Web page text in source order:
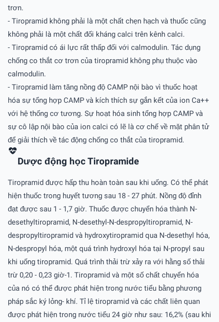
trơn.
- Tiropramid không phải là một chất chẹn hạch và thuốc cũng
không phải là một chất đối kháng calci trên kênh calci.
- Tiropramid có ái lực rất thấp đối với calmodulin. Tác dụng
chống co thắt cơ trơn của tiropramid không phụ thuộc vào
calmodulin.
- Tiropramid làm tăng nồng độ CAMP nội bào vì thuốc hoạt
hóa sự tổng hợp CAMP và kích thích sự gắn kết của ion Ca++
với hệ thống cơ tương. Sự hoạt hóa sinh tổng hợp CAMP và
sự cô lập nội bào của ion calci có lẽ là cơ chế về mặt phân tử
để giải thích về tác động chống co thắt của tiropramid.
Dược động học Tiropramide
Tiropramid được hấp thu hoàn toàn sau khi uống. Có thể phát
hiện thuốc trong huyết tương sau 18 - 27 phút. Nồng độ đỉnh
đạt được sau 1 - 1,7 giờ. Thuốc được chuyển hóa thành N-
desethyltiropramid, N-desethyl-N-despropyltiropramid, N-
despropyltiropramid và hydroxytiropramid qua N-desethyl hóa,
N-despropyl hóa, một quá trình hydroxyl hóa tại N-propyl sau
khi uống tiropramid. Quá trình thải trừ xảy ra với hằng số thải
trừ 0,20 - 0,23 giờ-1. Tiropramid và một số chất chuyển hóa
của nó có thể được phát hiện trong nước tiểu bằng phương
pháp sắc ký lỏng- khí. Tỉ lệ tiropramid và các chất liên quan
được phát hiện trong nước tiểu 24 giờ như sau: 16,2% (sau khi